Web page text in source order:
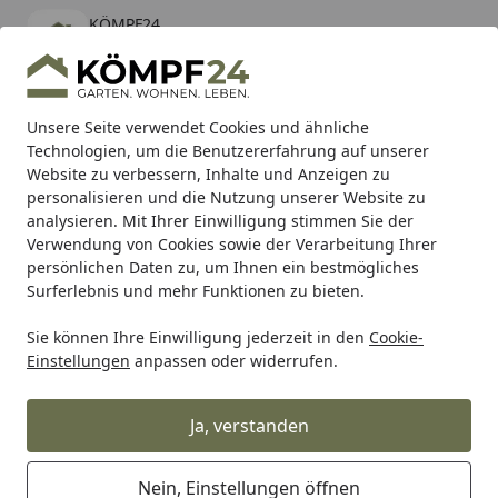
Unsere Seite verwendet Cookies und ähnliche
Technologien, um die Benutzererfahrung auf unserer
Website zu verbessern, Inhalte und Anzeigen zu
personalisieren und die Nutzung unserer Website zu
analysieren. Mit Ihrer Einwilligung stimmen Sie der
Verwendung von Cookies sowie der Verarbeitung Ihrer
persönlichen Daten zu, um Ihnen ein bestmögliches
Surferlebnis und mehr Funktionen zu bieten.
Sie können Ihre Einwilligung jederzeit in den Cookie-
Einstellungen anpassen oder widerrufen.
Ja, verstanden
Nein, Einstellungen öffnen
KÖMPF24
kostenlos - Im App Store
Hotline
Alle Produkte
Mein Konto
Suchen
Karibu Pools inkl. gratis Sandfilteranlage & Pool-
Starterset (Gesamtwert bis 468,99€)
Startseite
Grill Weber Ersatzteil BRKT ASSY REAR 22IN BLK PG 24 BB
Weber Ersatzteil BRKT ASSY REAR
22IN BLK PG 24 BB (2401487)